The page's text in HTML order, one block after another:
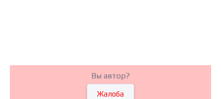
Вы автор?
Жалоба